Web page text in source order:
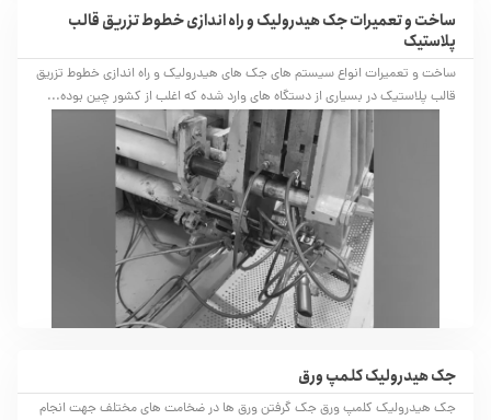
ساخت و تعمیرات جک هیدرولیک و راه اندازی خطوط تزریق قالب
پلاستیک
ساخت و تعمیرات انواع سیستم های جک های هیدرولیک و راه اندازی خطوط تزریق
قالب پلاستیک در بسیاری از دستگاه های وارد شده که اغلب از کشور چین بوده...
جک هیدرولیک کلمپ ورق
جک هیدرولیک کلمپ ورق جک گرفتن ورق ها در ضخامت های مختلف جهت انجام